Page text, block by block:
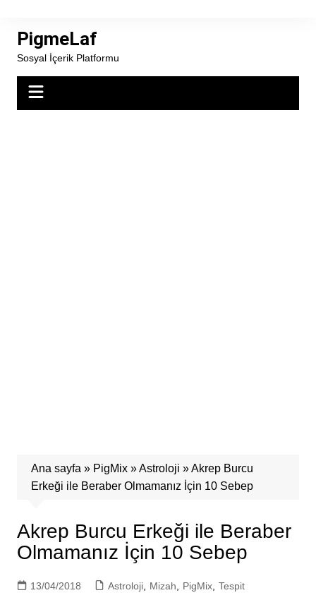
contentPigmeLaf
Sosyal İçerik Platformu
Ana sayfa » PigMix»Astroloji »Akrep Burcu
Erkeği ile Beraber Olmamanız İçin 10 Sebep
Akrep Burcu Erkeği ile Beraber
Olmamanız İçin 10 Sebep
13/04/2018 Astroloji, Mizah PigMix, Tespit